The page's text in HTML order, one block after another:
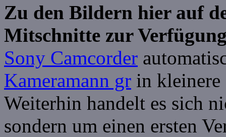
Zu den Bildern hier auf
Mitschnitte zur
Sony Camcorder
Kameramann gr in kleinere
Weiterhin handelt es sich
sondern um einen ersten